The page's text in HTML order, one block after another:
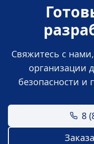
Свяжитесь с
организации
безопасности и
8